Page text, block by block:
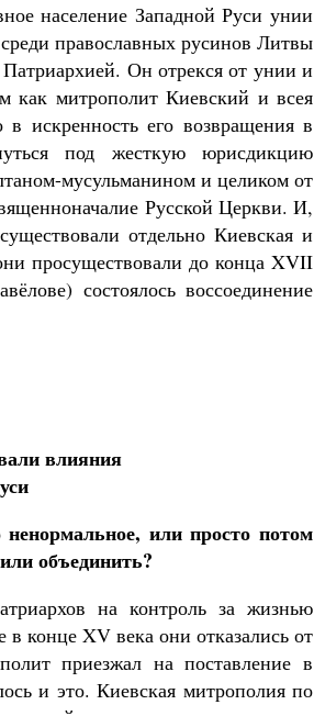
население Западной Руси унии
православных русинов Литвы
Он отрекся от унии и
как митрополит Киевский и всея
искренность его возвращения в
под жесткую юрисдикцию
мусульманином и целиком от
Русской Церкви. И,
отдельно Киевская и
просуществовали до конца XVII
состоялось воссоединение
влияния
или просто потом
объединить?
на контроль за жизнью
конце XV века они отказались от
приезжал на поставление в
и это. Киевская митрополия по